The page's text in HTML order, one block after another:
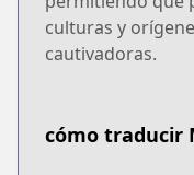
culturas y
cautivadoras.
cómo traducir